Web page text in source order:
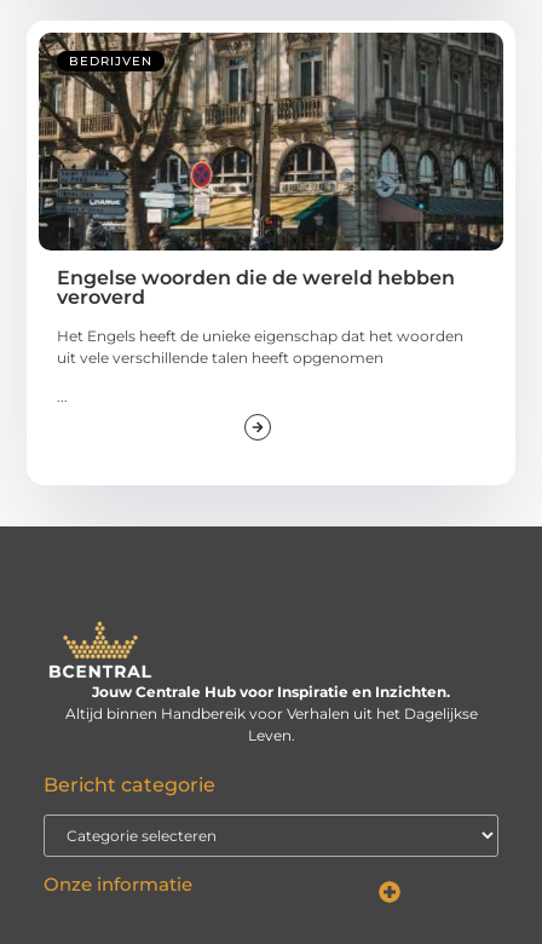
BEDRIJVEN
Engelse woorden die de wereld hebben
veroverd
Het Engels heeft de unieke eigenschap dat het woorden
uit vele verschillende talen heeft opgenomen
...
Jouw Centrale Hub voor Inspiratie en Inzichten.
Altijd binnen Handbereik voor Verhalen uit het Dagelijkse
Leven.
Bericht categorie
Onze informatie